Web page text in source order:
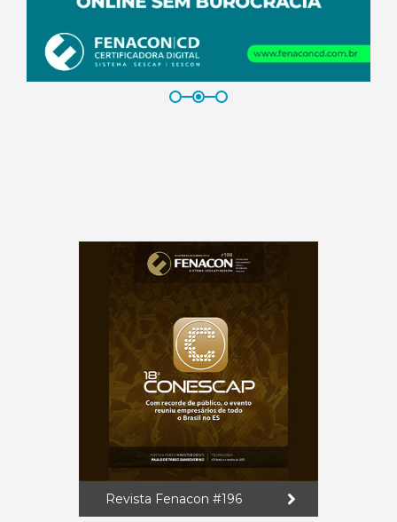
Revista Fenacon #196